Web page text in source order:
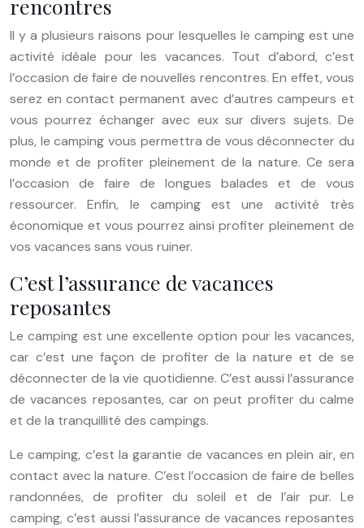
rencontres
Il y a plusieurs raisons pour lesquelles le camping est une
activité idéale pour les vacances. Tout d’abord, c’est
l’occasion de faire de nouvelles rencontres. En effet, vous
serez en contact permanent avec d’autres campeurs et
vous pourrez échanger avec eux sur divers sujets. De
plus, le camping vous permettra de vous déconnecter du
monde et de profiter pleinement de la nature. Ce sera
l’occasion de faire de longues balades et de vous
ressourcer. Enfin, le camping est une activité très
économique et vous pourrez ainsi profiter pleinement de
vos vacances sans vous ruiner.
C’est l’assurance de vacances
reposantes
Le camping est une excellente option pour les vacances,
car c’est une façon de profiter de la nature et de se
déconnecter de la vie quotidienne. C’est aussi l’assurance
de vacances reposantes, car on peut profiter du calme
et de la tranquillité des campings.
Le camping, c’est la garantie de vacances en plein air, en
contact avec la nature. C’est l’occasion de faire de belles
randonnées, de profiter du soleil et de l’air pur. Le
camping, c’est aussi l’assurance de vacances reposantes